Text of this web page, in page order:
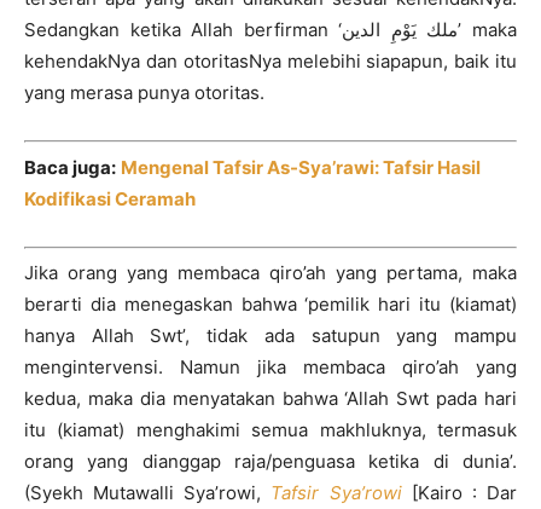
Sedangkan ketika Allah berfirman ‘ملك يَوْمِ الدين’ maka
kehendakNya dan otoritasNya melebihi siapapun, baik itu
yang merasa punya otoritas.
Baca juga: Mengenal Tafsir As-Sya’rawi: Tafsir Hasil
Kodifikasi Ceramah
Jika orang yang membaca qiro’ah yang pertama, maka
berarti dia menegaskan bahwa ‘pemilik hari itu (kiamat)
hanya Allah Swt’, tidak ada satupun yang mampu
mengintervensi. Namun jika membaca qiro’ah yang
kedua, maka dia menyatakan bahwa ‘Allah Swt pada hari
itu (kiamat) menghakimi semua makhluknya, termasuk
orang yang dianggap raja/penguasa ketika di dunia’.
(Syekh Mutawalli Sya’rowi, Tafsir Sya’rowi[Kairo : Dar